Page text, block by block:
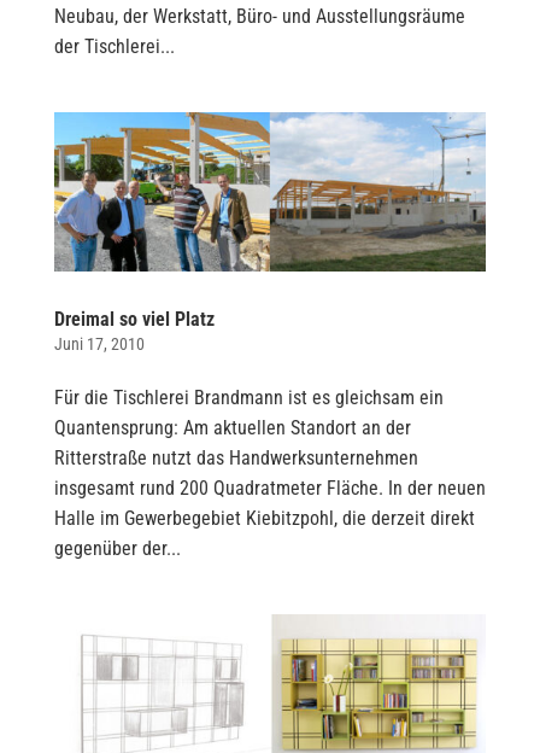
Neubau, der Werkstatt, Büro- und Ausstellungsräume
der Tischlerei...
Dreimal so viel Platz
Juni 17, 2010
Für die Tischlerei Brandmann ist es gleichsam ein
Quantensprung: Am aktuellen Standort an der
Ritterstraße nutzt das Handwerksunternehmen
insgesamt rund 200 Quadratmeter Fläche. In der neuen
Halle im Gewerbegebiet Kiebitzpohl, die derzeit direkt
gegenüber der...